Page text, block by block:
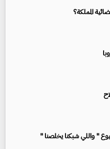
المملكة؟
" واللي شبكنا يخلصنا "